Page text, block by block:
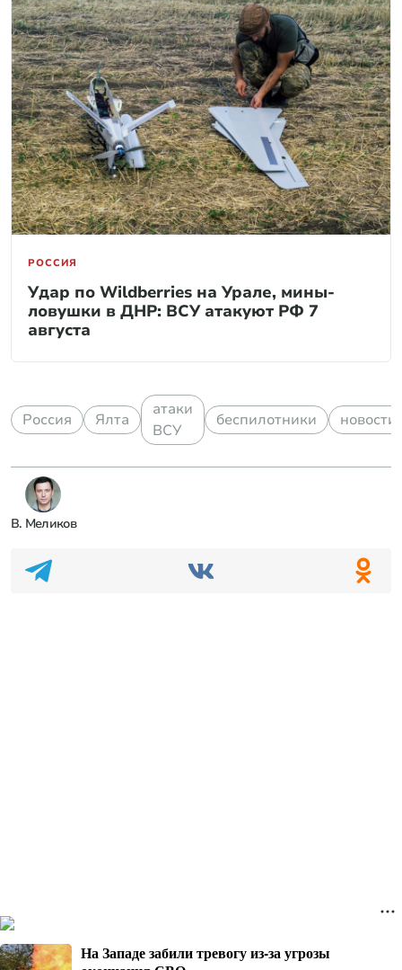
РОССИЯ
Удар по Wildberries на Урале, мины-
ловушки в ДНР: ВСУ атакуют РФ 7
августа
Россия Ялта
атаки
ВСУ
беспилотники новости
В. Меликов
На Западе забили тревогу из-за угрозы